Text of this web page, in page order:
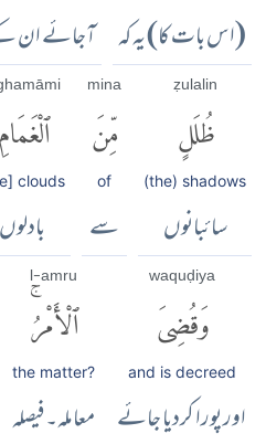
(اس بات کا) یہ کہ آجائے ان
ẓulalin
ظُلَلٍ
(the) shadows
سائبانوں
mina
مِّنَ
of
سے
ٱلْغَمَامِ
clouds
بادلوں
waquḍiya
وَقُضِىَ
and is decreed
اور پورا کردیا جائے
l-amru
ٱلْأَمْرُۚ
the matter?
معاملہ۔ فیصلہ